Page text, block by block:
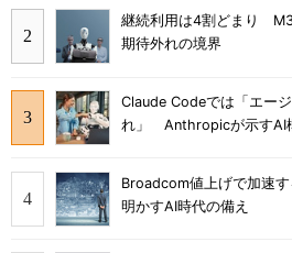
継続利用は4割どまり
期待外れの境界
Claude Codeでは「エー
れ」 Anthropicが示すAI
Broadcom値上げで加速
明かすAI時代の備え